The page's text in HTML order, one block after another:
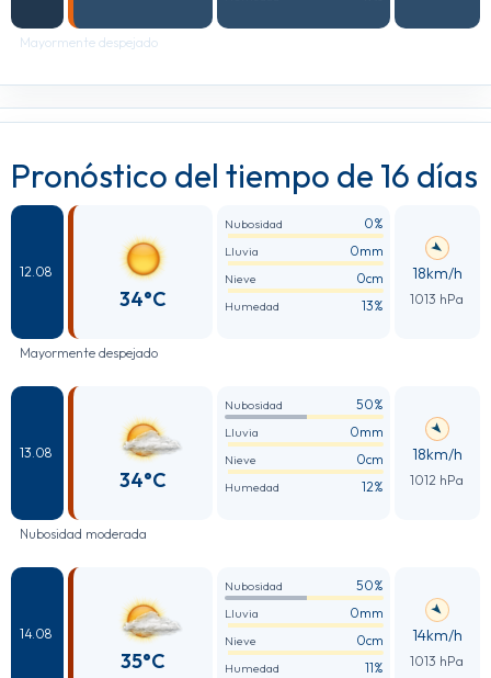
Mayormente despejado
Pronóstico del tiempo de 16 días
12.08
34°C
Nubosidad 0%
Lluvia 0mm
Nieve 0cm
Humedad 13%
18km/h
1013 hPa
Mayormente despejado
13.08
34°C
Nubosidad 50%
Lluvia 0mm
Nieve 0cm
Humedad 12%
18km/h
1012 hPa
Nubosidad moderada
14.08
35°C
Nubosidad 50%
Lluvia 0mm
Nieve 0cm
Humedad 11%
14km/h
1013 hPa